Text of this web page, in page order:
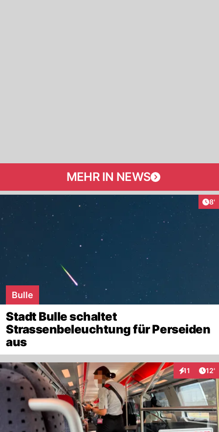
MEHR IN NEWS
8'
Bulle
Stadt Bulle schaltet
Strassenbeleuchtung für Perseiden
aus
11 12'